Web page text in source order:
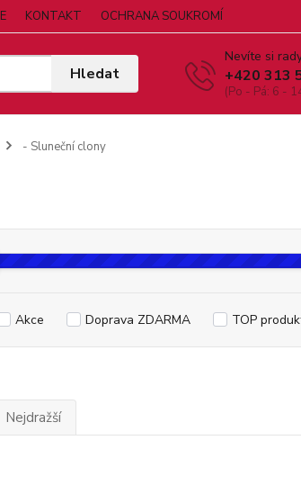
KONTAKT OCHRANA SOUKROMÍ
Hledat
Nevíte si
+420 313
(Po - Pá: 6 -
- Sluneční clony
Akce Doprava ZDARMA TOP
Nejdražší